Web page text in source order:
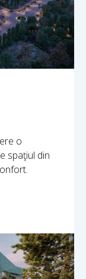
o
spaţiul din